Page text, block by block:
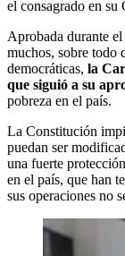
el consagrado en
Aprobada durante
muchos, sobre todo
democráticas, la
que siguió a su
pobreza en el país.
La Constitución
puedan ser
una fuerte
en el país, que han
sus operaciones no